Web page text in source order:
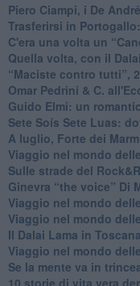
​Piero Ciampi, i De
​Trasferirsi in
​C'era una volta un
Quella volta, con il
​“Maciste contro tutti”,
​Omar Pedrini & C.
Guido Elmi: un
Sete Soís Sete Luas:
​A luglio, Forte dei
Viaggio nel mondo
Sulle strade del
​Ginevra “the voice” Di
Viaggio nel mondo
​Viaggio nel mondo
Il Dalai Lama in
Viaggio nel mondo
Se la mente va in
​10 storie di vita vera